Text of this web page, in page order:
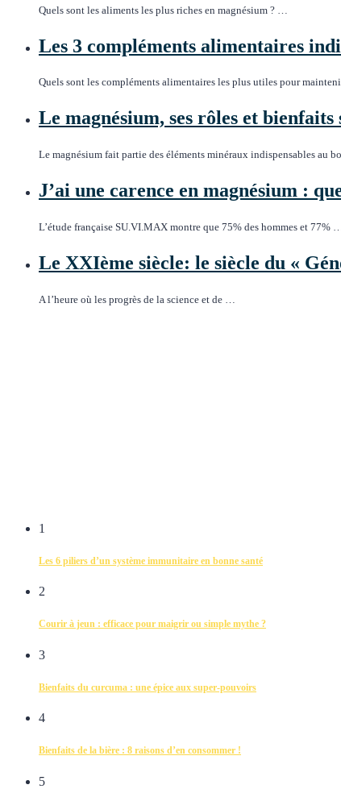
Quels sont les aliments les plus riches en magnésium ? …
Les 3 compléments alimentaires
Quels sont les compléments alimentaires les plus utiles pour
Le magnésium, ses rôles et bienfaits
Le magnésium fait partie des éléments minéraux indispensables au
J’ai une carence en magnésium :
L’étude française SU.VI.MAX montre que 75% des hommes et 77%
Le XXIème siècle: le siècle du «
A l’heure où les progrès de la science et de …
1
Les 6 piliers d’un système immunitaire en bonne santé
2
Courir à jeun : efficace pour maigrir ou simple mythe ?
3
Bienfaits du curcuma : une épice aux super-pouvoirs
4
Bienfaits de la bière : 8 raisons d’en consommer !
5